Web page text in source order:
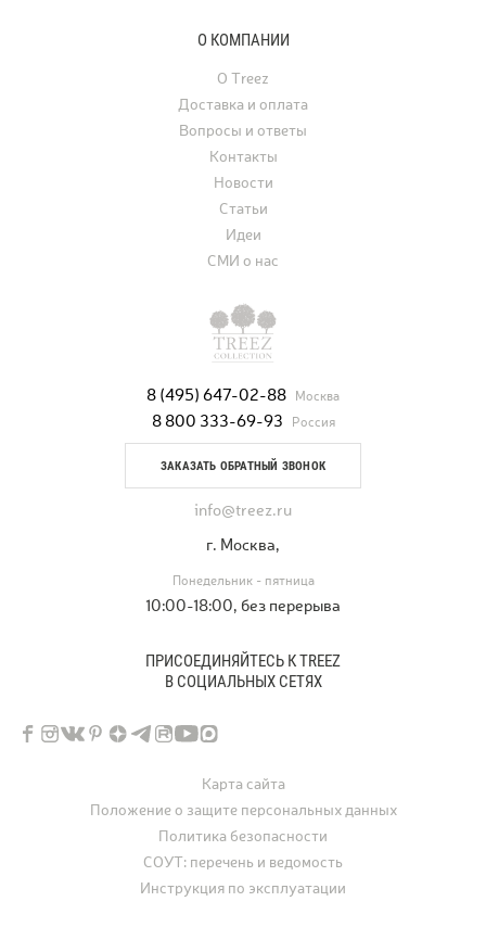
8 (495) 647-02-88 Москва
8 800 333-69-93 Россия
ЗАКАЗАТЬ ОБРАТНЫЙ ЗВОНОК
info@treez.ru
г. Москва,
Понедельник - пятница
10:00-18:00, без перерыва
О КОМПАНИИ
О Treez
Доставка и оплата
Вопросы и ответы
Контакты
Новости
Статьи
Идеи
СМИ о нас
ПРИСОЕДИНЯЙТЕСЬ К TREEZ
В СОЦИАЛЬНЫХ СЕТЯХ
Карта сайта
Положение о защите персональных данных
Политика безопасности
СОУТ: перечень и ведомость
Инструкция по эксплуатации